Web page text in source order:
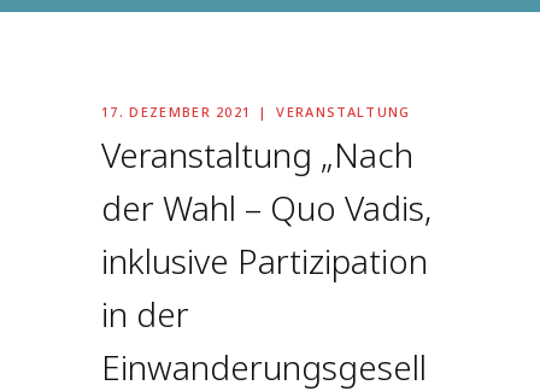
17. DEZEMBER 2021 VERANSTALTUNG
Veranstaltung „Nach
der Wahl – Quo Vadis,
inklusive Partizipation
in der
Einwanderungsgesell